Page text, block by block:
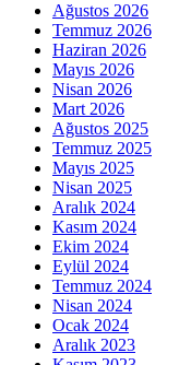
Ağustos 2026
Temmuz 2026
Haziran 2026
Mayıs 2026
Nisan 2026
Mart 2026
Ağustos 2025
Temmuz 2025
Mayıs 2025
Nisan 2025
Aralık 2024
Kasım 2024
Ekim 2024
Eylül 2024
Temmuz 2024
Nisan 2024
Ocak 2024
Aralık 2023